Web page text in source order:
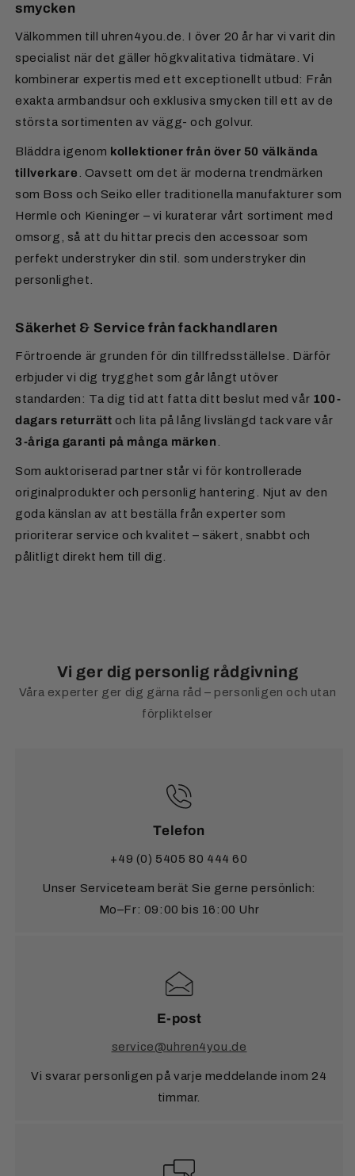
postmeddelande från Mollie med bankuppgifter. Så
Förskottsbetalning via internetbank
internetbank. All viktig information (IBAN, BIC,
meddelande) får du via e-post efter beställningen.
Presentkort
Våra presentkort kan köpas i olika valörer. De har
obegränsad giltighetstid.
Österrike:
Zon 1 (9,50 €): Belgien, Danmark, Frankrike,
Luxemburg, Monaco, Nederländerna, Österrike,
Polen, Tjeckien
: Bulgarien, Estland, Finland,
Grekland, Irland, Kroatien, Lettland, Litauen,
Malta, Portugal, Rumänien, Cypern
För säker frakt av golvur med fraktbolag till övriga
Europa tar vi ut en avgift på 250 €.
Vill du ha leverans till ett landutanför Europa?Du
hittar all information på vår sida för
Kontaktperson:Frau Schmidt
Tillgänglighet:Mån–Fre från 9:00 till 13:00
E-post:
retouren@uhren4you.de
smycken
Välkommen till uhren4you.de. I över 20 år har vi varit din
specialist när det gäller högkvalitativa tidmätare. Vi
kombinerar expertis med ett exceptionellt utbud: Från
exakta armbandsur och exklusiva smycken till ett av de
största sortimenten av vägg- och golvur.
Bläddra igenom kollektioner från över 50 välkända
tillverkare
. Oavsett om det är moderna trendmärken
som Boss och Seiko eller traditionella manufakturer som
Hermle och Kieninger – vi kuraterar vårt sortiment med
omsorg, så att du hittar precis den accessoar som
perfekt understryker din stil. som understryker din
personlighet.
Säkerhet & Service från fackhandlaren
Förtroende är grunden för din tillfredsställelse. Därför
erbjuder vi dig trygghet som går långt utöver
standarden: Ta dig tid att fatta ditt beslut med vår 100-
dagars returrätt och lita på lång livslängd tack vare vår
3-åriga garanti på många märken
Som auktoriserad partner står vi för kontrollerade
originalprodukter och personlig hantering. Njut av den
goda känslan av att beställa från experter som
prioriterar service och kvalitet – säkert, snabbt och
pålitligt direkt hem till dig.
Vi ger dig personlig rådgivning
Våra experter ger dig gärna råd – personligen och utan
förpliktelser
Telefon
+49 (0) 5405 80 444 60
Unser Serviceteam berät Sie gerne persönlich:
Mo–Fr: 09:00 bis 16:00 Uhr
E-post
service@uhren4you.de
Vi svarar personligen på varje meddelande inom 24
timmar.